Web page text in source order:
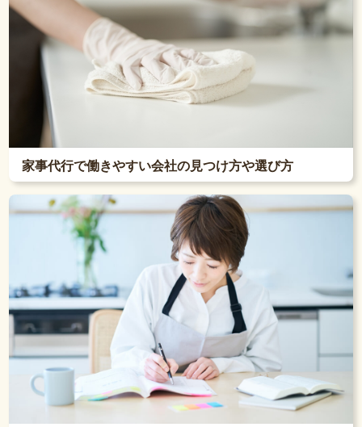
家事代行で働きやすい会社の見つけ方や選び方